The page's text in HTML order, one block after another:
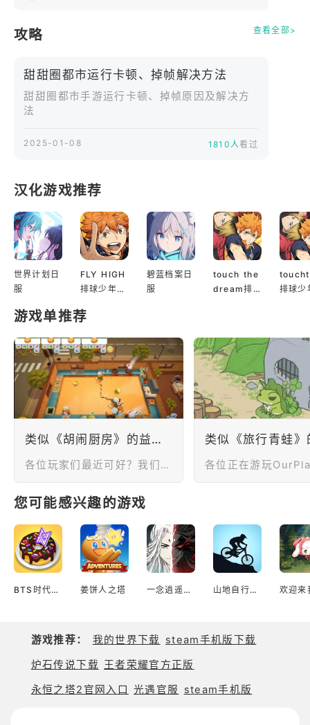
更新日期
2021年2月23日
攻略 查看全部>
甜甜圈都市运行卡顿、掉帧解决方法
甜甜圈都市手游运行卡顿、掉帧原因及解决方
法
2025-01-08 1810人看过
汉化游戏推荐
世界计划日
服
FLY HIGH
排球少年日
碧蓝档案日
服
touch the
dream排
排球少
游戏单推荐
类似《胡闹厨房》的益智类游戏！欢乐又轻松！
各位玩家们最近可好？我们又见面了！这次小编给大家带来的是类似《胡闹厨房》的益智类游戏，让各位玩家在轻松愉快的氛围中享受游戏的乐趣。这些游戏不仅给予您欢乐的体验，还能锻炼您的思维能力和反应速度。无论是在消除游戏中寻找相同颜色的方块，还是在数字游戏中合并数字方块，您都将享受到挑战自我、决策和计算的乐趣。乔布斯曾说过：“设计不仅是外观和感觉。设计是使事物变得有意义的过程。”无论您是想放松一下大脑，还是找到一种有趣的方式来锻炼思维能力，这个游戏单都将为您提供丰富的选择。让我们一起享受这些类似《胡闹厨房》的益智类游戏，让欢乐和轻松充满您的游戏时光！
您可能感兴趣的游戏
BTS时代少年团料理王 姜饼人之塔 一念逍遥国际服 山地自行车Mountain Bike Xtreme 欢迎来
游戏推荐： 我的世界下载 steam手机版下载
炉石传说下载 王者荣耀官方正版
永恒之塔2官网入口 光遇官服 steam手机版